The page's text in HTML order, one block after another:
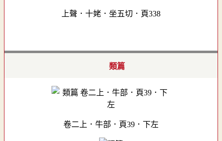
上聲．十姥．坐五切．頁338
類篇
卷二上．牛部．頁39．下左